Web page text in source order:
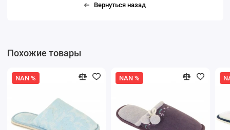
Вернуться назад
Похожие товары
NAN % NAN %